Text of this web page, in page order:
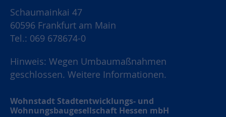
Schaumainkai 47
60596 Frankfurt am Main
Tel.: 069 678674-0
Hinweis: Wegen Umbaumaßnahmen
geschlossen. Weitere Informationen.
Wohnstadt Stadtentwicklungs- und
Wohnungsbaugesellschaft Hessen mbH